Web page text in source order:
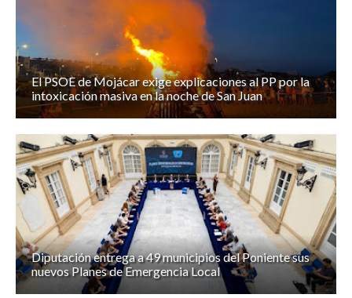
El PSOE de Mojácar exige explicaciones al PP por la
intoxicación masiva en la noche de San Juan
Diputación entrega a 49 municipios del Poniente sus
nuevos Planes de Emergencia Local